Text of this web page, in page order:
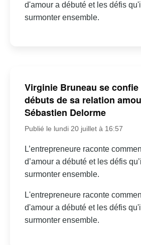
d'amour a débuté et les défis
surmonter ensemble.
Virginie Bruneau se
débuts de sa relation
Sébastien Delorme
Publié le lundi 20 juillet à 16:57
L’entrepreneure raconte
d’amour a débuté et les défis
surmonter ensemble.
L'entrepreneure raconte
d'amour a débuté et les défis
surmonter ensemble.